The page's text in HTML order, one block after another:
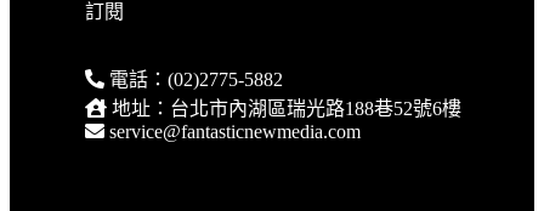
訂閱
電話：(02)2775-5882
地址：台北市內湖區瑞光路188巷52號6樓
service@fantasticnewmedia.com